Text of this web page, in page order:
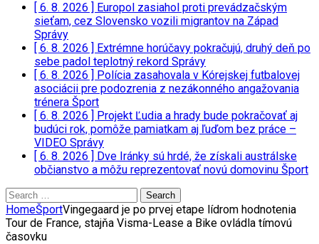
[ 6. 8. 2026 ] Europol zasiahol proti prevádzačským
sieťam, cez Slovensko vozili migrantov na Západ
Správy
[ 6. 8. 2026 ] Extrémne horúčavy pokračujú, druhý deň po
sebe padol teplotný rekord Správy
[ 6. 8. 2026 ] Polícia zasahovala v Kórejskej futbalovej
asociácii pre podozrenia z nezákonného angažovania
trénera Šport
[ 6. 8. 2026 ] Projekt Ľudia a hrady bude pokračovať aj
budúci rok, pomôže pamiatkam aj ľuďom bez práce –
VIDEO Správy
[ 6. 8. 2026 ] Dve Iránky sú hrdé, že získali austrálske
občianstvo a môžu reprezentovať novú domovinu Šport
Search
for:
HomeŠportVingegaard je po prvej etape lídrom hodnotenia
Tour de France, stajňa Visma-Lease a Bike ovládla tímovú
časovku